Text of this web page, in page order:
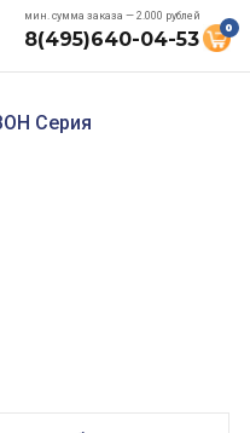
мин. сумма заказа — 2.000 рублей
8(495)640-04-53 0
Серия